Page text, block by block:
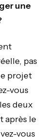
une
pas
projet
vous
deux
après le
vous